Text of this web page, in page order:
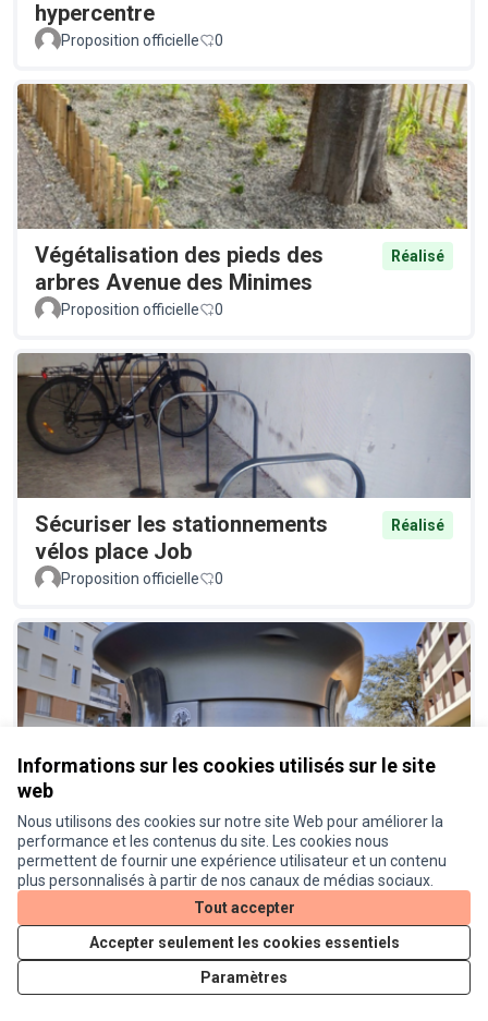
Informations sur les cookies utilisés sur le site
web
Nous utilisons des cookies sur notre site Web pour améliorer la
performance et les contenus du site. Les cookies nous
permettent de fournir une expérience utilisateur et un contenu
plus personnalisés à partir de nos canaux de médias sociaux.
Tout accepter
Accepter seulement les cookies essentiels
Paramètres
hypercentre
Proposition officielle 0
Végétalisation des pieds des
arbres Avenue des Minimes
Réalisé
Proposition officielle 0
Sécuriser les stationnements
vélos place Job
Réalisé
Proposition officielle 0
Réinstaller des toilettes publiques
à proximité de la place Job
Proposition officielle 0